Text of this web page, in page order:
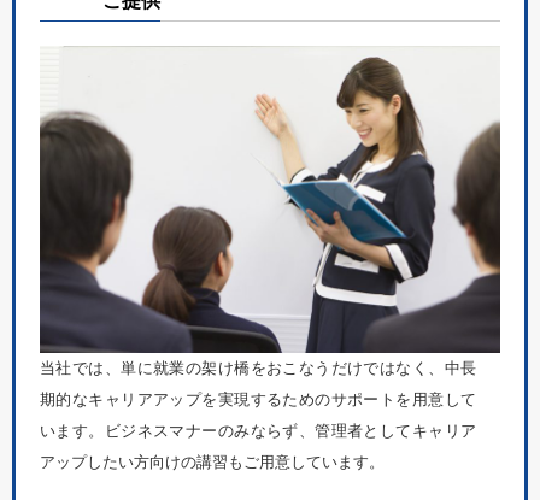
当社では、単に就業の架け橋をおこなうだけではなく、中長
期的なキャリアアップを実現するためのサポートを用意して
います。ビジネスマナーのみならず、管理者としてキャリア
アップしたい方向けの講習もご用意しています。